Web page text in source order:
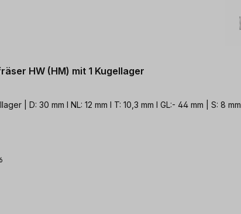
HW (HM) mit 1 Kugellager
| D: 30 mm l NL: 12 mm l T: 10,3 mm l GL:- 44 mm | S: 8 mm